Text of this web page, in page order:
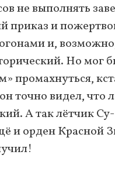
не выполнять
приказ и
и,
Но мог
промахнуться,
точно видел, что
А так лётчик
и орден Красной